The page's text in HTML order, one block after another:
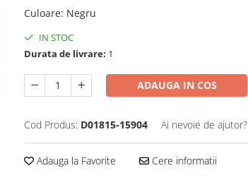
Culoare: Negru
IN STOC
Durata de livrare: 1
ADAUGA IN COS
Cod Produs: D01815-15904 Ai nevoie de ajutor?
Adauga la Favorite Cere informatii